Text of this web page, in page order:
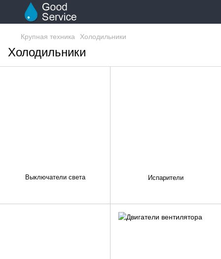
Крупная техника Холодильники
Холодильники
Выключатели света Испарители